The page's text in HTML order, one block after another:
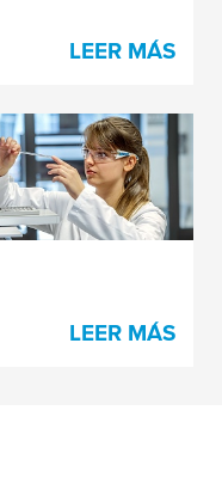
LEER MÁS
de
y
LEER MÁS